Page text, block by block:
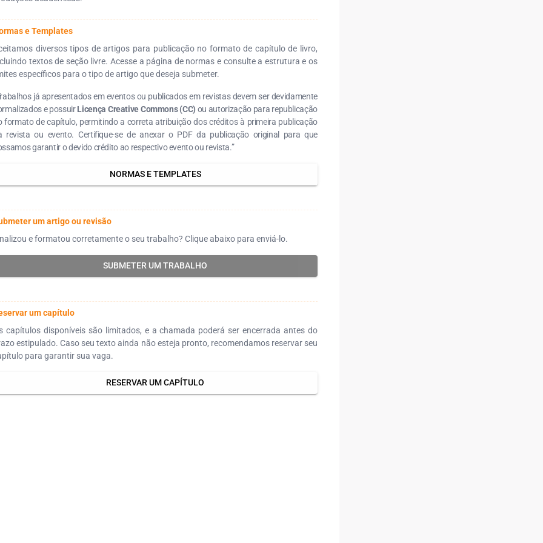
e Templates
diversos tipos de artigos para publicação no formato de capítulo de livro,
textos de seção livre. Acesse a página de normas e consulte a estrutura e os
específicos para o tipo de artigo que deseja submeter.
já apresentados em eventos ou publicados em revistas devem ser devidamente
e possuirLicença Creative Commons (CC) ou autorização para republicação
formato de capítulo, permitindo a correta atribuição dos créditos à primeira publicação
revista ou evento. Certifique-se de anexar o PDF da publicação original para que
garantir o devido crédito ao respectivo evento ou revista.”
NORMAS E TEMPLATES
um artigo ou revisão
e formatou corretamente o seu trabalho? Clique abaixo para enviá-lo.
SUBMETER UM TRABALHO
um capítulo
capítulos disponíveis são limitados, e a chamada poderá ser encerrada antes do
estipulado. Caso seu texto ainda não esteja pronto, recomendamos reservar seu
para garantir sua vaga.
RESERVAR UM CAPÍTULO